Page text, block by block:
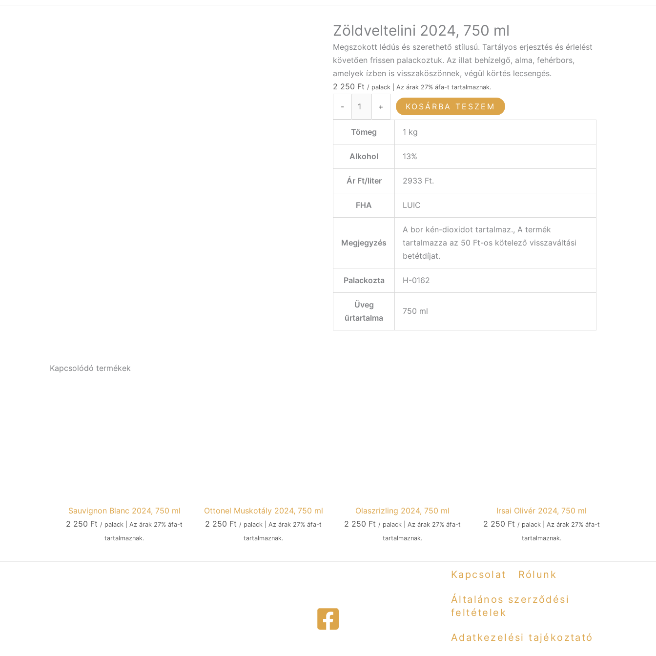
Zöldveltelini 2024, 750 ml
Megszokott lédús és szerethető stílusú. Tartályos erjesztés és érlelést
követően frissen palackoztuk. Az illat behízelgő, alma, fehérbors,
amelyek ízben is visszaköszönnek, végül körtés lecsengés.
2 250 Ft / palack | Az árak 27% áfa-t tartalmaznak.
-
mennyiség
+ KOSÁRBA TESZEM
Tömeg 1 kg
Alkohol 13%
Ár Ft/liter 2933 Ft.
FHA LUIC
Megjegyzés
A bor kén-dioxidot tartalmaz., A termék
tartalmazza az 50 Ft-os kötelező visszaváltási
betétdíjat.
Palackozta H-0162
Üveg
űrtartalma
750 ml
Kapcsolódó termékek
Sauvignon Blanc 2024, 750 ml
2 250 Ft / palack | Az árak 27% áfa-t
tartalmaznak.
Ottonel Muskotály 2024, 750 ml
2 250 Ft / palack | Az árak 27% áfa-t
tartalmaznak.
Olaszrizling 2024, 750 ml
2 250 Ft / palack | Az árak 27% áfa-t
tartalmaznak.
Irsai Olivér 2024, 750 ml
2 250 Ft / palack | Az árak 27% áfa-t
tartalmaznak.
Kapcsolat Rólunk
Általános szerződési
feltételek
Adatkezelési tajékoztató